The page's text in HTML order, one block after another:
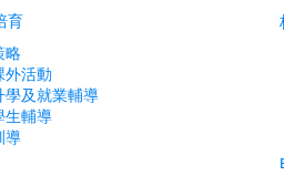
育
略
外活動
學及就業輔導
生輔導
導